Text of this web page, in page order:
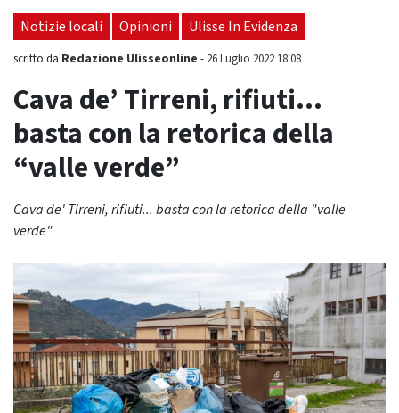
consiliare: “Serve chiarezza!”"
Notizie locali Opinioni Ulisse In Evidenza
scritto da Redazione Ulisseonline - 26 Luglio 2022 18:08
Cava de’ Tirreni, rifiuti…
basta con la retorica della
“valle verde”
Cava de' Tirreni, rifiuti... basta con la retorica della "valle
verde"